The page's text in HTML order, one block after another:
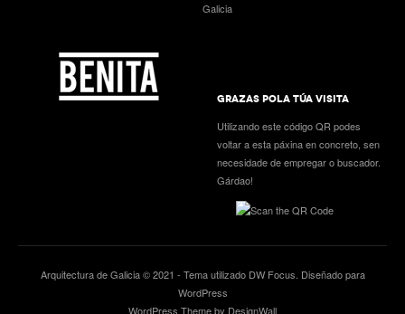
Galicia
GRAZAS POLA TÚA VISITA
Utilizando este código QR podes
voltar a esta páxina en concreto, sen
necesidade de empregar o buscador.
Gárdao!
Arquitectura de Galicia © 2021 - Tema utilizado DW Focus . Diseñado para
WordPress
WordPress Theme by DesignWall